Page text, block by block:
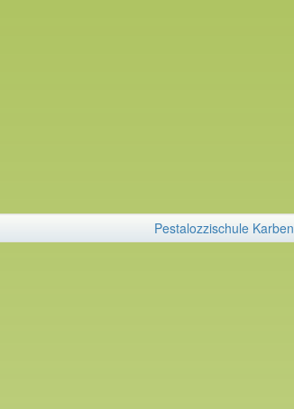
Pestalozzischule Karben